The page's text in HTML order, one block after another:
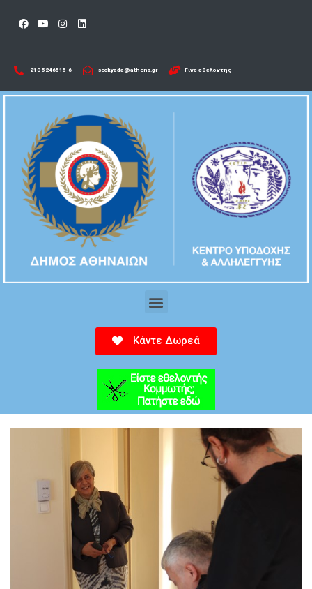
210 5246515-6​ seckyada@athens.gr Γίνε εθελοντής
Κάντε Δωρεά